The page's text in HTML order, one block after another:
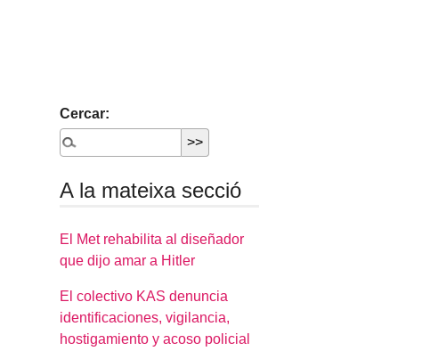
Cercar:
A la mateixa secció
El Met rehabilita al diseñador
que dijo amar a Hitler
El colectivo KAS denuncia
identificaciones, vigilancia,
hostigamiento y acoso policial